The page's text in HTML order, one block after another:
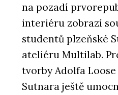
na pozadí
interiéru zobrazí
studentů plzeňské
ateliéru Multilab.
tvorby Adolfa
Sutnara ještě